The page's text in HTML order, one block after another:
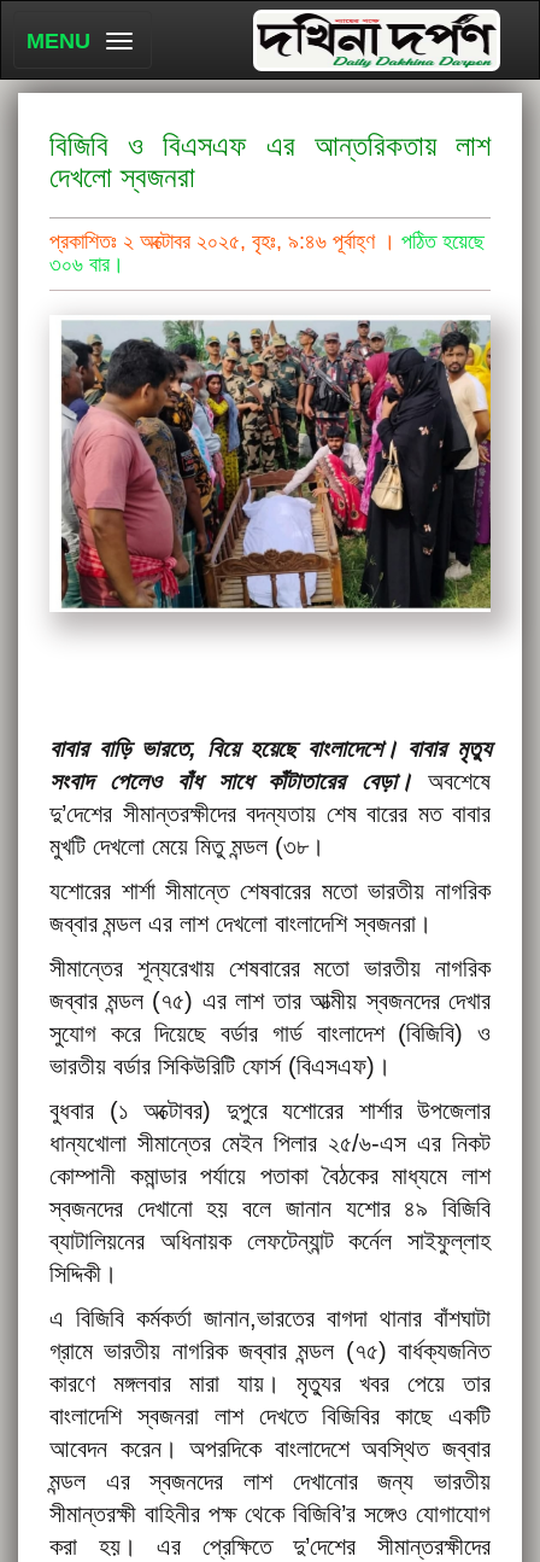
MENU
বিজিবি ও বিএসএফ এর আন্তরিকতায় লাশ
দেখলো স্বজনরা
প্রকাশিতঃ ২ অক্টোবর ২০২৫, বৃহঃ, ৯:৪৬ পূর্বাহ্ণ । পঠিত হয়েছে
৩০৬ বার।
বাবার বাড়ি ভারতে, বিয়ে হয়েছে বাংলাদেশে। বাবার মৃত্যু
সংবাদ পেলেও বাঁধ সাধে কাঁটাতারের বেড়া। অবশেষে
দু’দেশের সীমান্তরক্ষীদের বদন্যতায় শেষ বারের মত বাবার
মুখটি দেখলো মেয়ে মিতু মন্ডল (৩৮।
যশোরের শার্শা সীমান্তে শেষবারের মতো ভারতীয় নাগরিক
জব্বার মন্ডল এর লাশ দেখলো বাংলাদেশি স্বজনরা।
সীমান্তের শূন্যরেখায় শেষবারের মতো ভারতীয় নাগরিক
জব্বার মন্ডল (৭৫) এর লাশ তার আত্মীয় স্বজনদের দেখার
সুযোগ করে দিয়েছে বর্ডার গার্ড বাংলাদেশ (বিজিবি) ও
ভারতীয় বর্ডার সিকিউরিটি ফোর্স (বিএসএফ)।
বুধবার (১ অক্টোবর) দুপুরে যশোরের শার্শার উপজেলার
ধান্যখোলা সীমান্তের মেইন পিলার ২৫/৬-এস এর নিকট
কোম্পানী কমান্ডার পর্যায়ে পতাকা বৈঠকের মাধ্যমে লাশ
স্বজনদের দেখানো হয় বলে জানান যশোর ৪৯ বি‌জি‌বি
ব্যাটালিয়নের অধিনায়ক লেফটেন্যান্ট কর্নেল সাইফুল্লাহ
সিদ্দিকী।
এ বিজিবি কর্মকর্তা জানান,ভারতের বাগদা থানার বাঁশঘাটা
গ্রামে ভারতীয় নাগরিক জব্বার মন্ডল (৭৫) বার্ধক্যজনিত
কারণে মঙ্গলবার মারা যায়। মৃত্যুর খবর পেয়ে তার
বাংলাদেশি স্বজনরা লাশ দেখতে বিজিবির কাছে একটি
আবেদন করেন। অপরদিকে বাংলাদেশে অবস্থিত জব্বার
মন্ডল এর স্বজনদের লাশ দেখানোর জন্য ভারতীয়
সীমান্তরক্ষী বাহিনীর পক্ষ থেকে বিজিবি’র সঙ্গেও যোগাযোগ
করা হয়। এর প্রেক্ষিতে দু’দেশের সীমান্তরক্ষীদের